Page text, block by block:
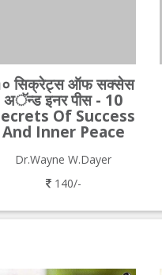
सिक्रेट्स ऑफ सक्सेस
अॅन्ड इनर पीस - 10
Of Success
And Inner Peace
Dr.Wayne W.Dayer
140/-